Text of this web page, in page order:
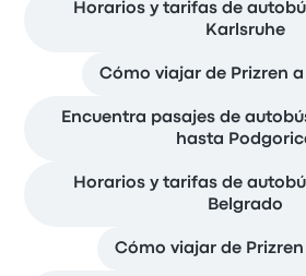
Horarios y tarifas de
Karlsruhe
Cómo viajar de Prizren
Encuentra pasajes de
hasta
Horarios y tarifas de
Belgrado
Cómo viajar de Prizren